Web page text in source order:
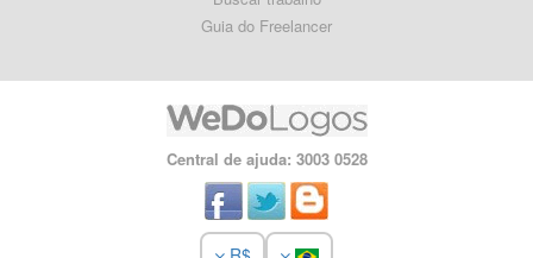
Guia do Freelancer
Central de ajuda: 3003 0528